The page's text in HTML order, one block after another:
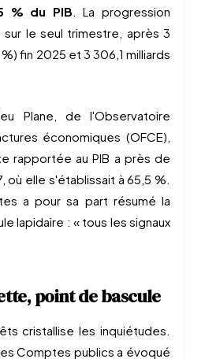
% du PIB. La progression
sur le seul trimestre, après 3
fin 2025 et 3 306,1 milliards
Plane, de l'Observatoire
économiques (OFCE),
rapportée au PIB a près de
elle s'établissait à 65,5 %.
a pour sa part résumé la
lapidaire : « tous les signaux
point de bascule
cristallise les inquiétudes.
Comptes publics a évoqué